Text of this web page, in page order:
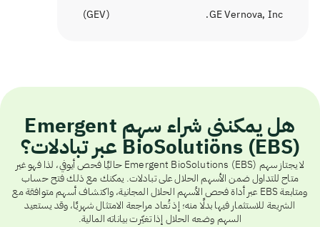
GE Vernova, Inc.
(
GEV
)
هل يمكنني شراء سهم Emergent
BioSolutions (EBS) عبر تبادلات؟
لا يجتاز سهم Emergent BioSolutions (EBS) حاليًا فحص أيوفي، لذا فهو غير
متاح للتداول ضمن الأسهم الحلال على تبادلات. يمكنك مع ذلك فتح حساب
ومتابعة EBS عبر أداة فحص الأسهم الحلال المجانية، واكتشاف أسهم متوافقة مع
الشريعة للاستثمار فيها بدلًا منه؛ إذ تُعاد مراجعة الامتثال شهريًا، وقد يستعيد
السهم وضعه الحلال إذا تغيّرت بياناته المالية.